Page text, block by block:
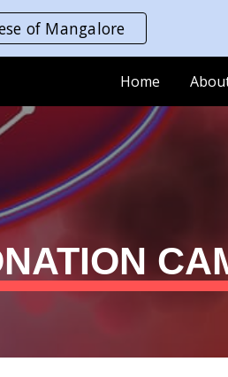
of Mangalore
Home